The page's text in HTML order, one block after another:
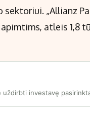
„Allianz
atleis 1,8